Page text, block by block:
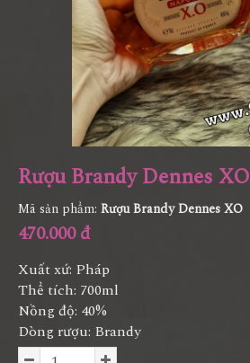
Rượu Brandy Dennes XO
Mã sản phẩm: Rượu Brandy Dennes XO
470.000 đ
Xuất xứ: Pháp
Thể tích: 700ml
Nồng độ: 40%
Dòng rượu: Brandy